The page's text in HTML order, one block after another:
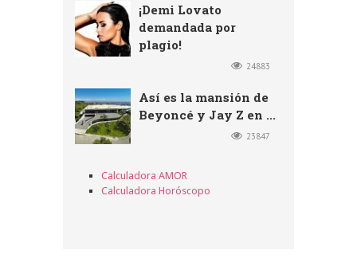
¡Demi Lovato
demandada por
plagio!
24883
Así es la mansión de
Beyoncé y Jay Z en ...
23847
Calculadora AMOR
Calculadora Horóscopo